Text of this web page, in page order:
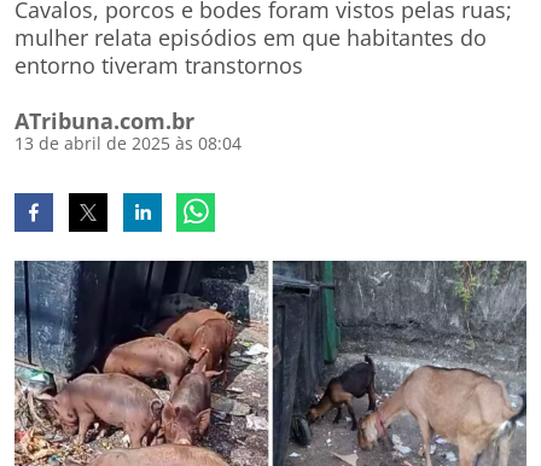
Cavalos, porcos e bodes foram vistos pelas ruas;
mulher relata episódios em que habitantes do
entorno tiveram transtornos
ATribuna.com.br
13 de abril de 2025 às 08:04